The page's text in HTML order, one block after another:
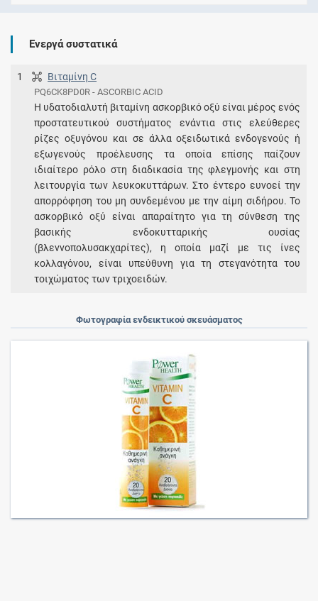
Ενεργά συστατικά
1 Βιταμίνη C
PQ6CK8PD0R - ASCORBIC ACID
Η υδατοδιαλυτή βιταμίνη ασκορβικό οξύ είναι μέρος ενός
προστατευτικού συστήματος ενάντια στις ελεύθερες
ρίζες οξυγόνου και σε άλλα οξειδωτικά ενδογενούς ή
εξωγενούς προέλευσης τα οποία επίσης παίζουν
ιδιαίτερο ρόλο στη διαδικασία της φλεγμονής και στη
λειτουργία των λευκοκυττάρων. Στο έντερο ευνοεί την
απορρόφηση του μη συνδεμένου με την αίμη σιδήρου. Το
ασκορβικό οξύ είναι απαραίτητο για τη σύνθεση της
βασικής ενδοκυτταρικής ουσίας
(βλεννοπολυσακχαρίτες), η οποία μαζί με τις ίνες
κολλαγόνου, είναι υπεύθυνη για τη στεγανότητα του
τοιχώματος των τριχοειδών.
Φωτογραφία ενδεικτικού σκευάσματος